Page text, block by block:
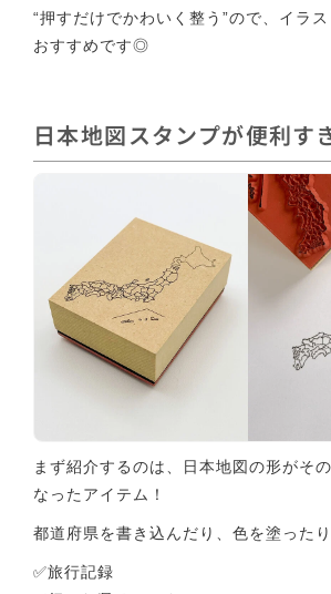
“押すだけでかわいく整う”ので、イラ
おすすめです◎
日本地図スタンプが便利す
まず紹介するのは、日本地図の形がそ
なったアイテム！
都道府県を書き込んだり、色を塗ったり
✅️旅行記録